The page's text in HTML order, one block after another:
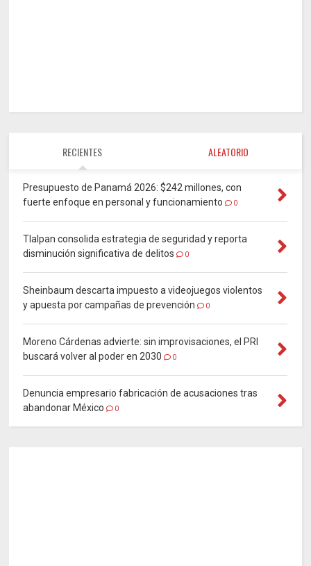
RECIENTES ALEATORIO
Presupuesto de Panamá 2026: $242 millones, con
fuerte enfoque en personal y funcionamiento
0
Tlalpan consolida estrategia de seguridad y reporta
disminución significativa de delitos
0
Sheinbaum descarta impuesto a videojuegos violentos
y apuesta por campañas de prevención
0
Moreno Cárdenas advierte: sin improvisaciones, el PRI
buscará volver al poder en 2030
0
Denuncia empresario fabricación de acusaciones tras
abandonar México
0